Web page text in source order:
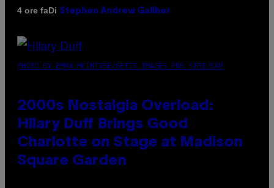
4 ore faDi Stephen Andrew Galiher
PHOTO BY EMMA MCINTYRE/GETTY IMAGES FOR SIRIUSXM
2000s Nostalgia Overload:
Hilary Duff Brings Good
Charlotte on Stage at Madison
Square Garden